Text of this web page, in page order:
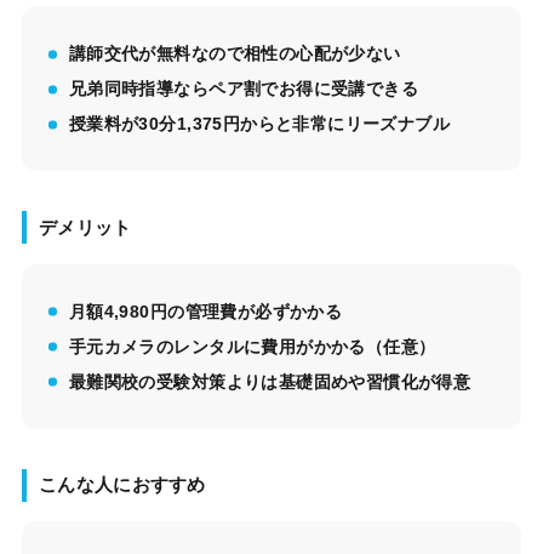
講師交代が無料なので相性の心配が少ない
兄弟同時指導ならペア割でお得に受講できる
授業料が30分1,375円からと非常にリーズナブル
デメリット
月額4,980円の管理費が必ずかかる
手元カメラのレンタルに費用がかかる（任意）
最難関校の受験対策よりは基礎固めや習慣化が得意
こんな人におすすめ